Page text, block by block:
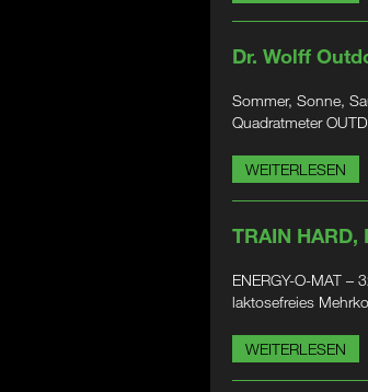
Dr. Wolff
Sommer, Sonne,
Quadratmeter
WEITERLESEN
TRAIN HARD,
ENERGY-O-MAT –
laktosefreies
WEITERLESEN